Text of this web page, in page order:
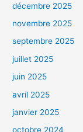
décembre 2025
novembre 2025
septembre 2025
juillet 2025
juin 2025
avril 2025
janvier 2025
octobre 2024